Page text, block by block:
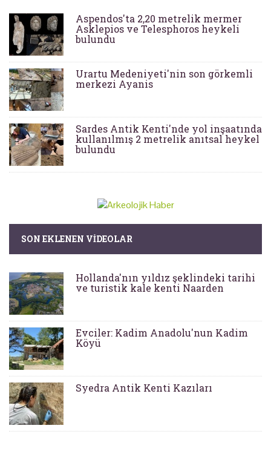
Aspendos'ta 2,20 metrelik mermer
Asklepios ve Telesphoros heykeli
bulundu
Urartu Medeniyeti'nin son görkemli
merkezi Ayanis
Sardes Antik Kenti'nde yol inşaatında
kullanılmış 2 metrelik anıtsal heykel
bulundu
SON EKLENEN VIDEOLAR
Hollanda'nın yıldız şeklindeki tarihi
ve turistik kale kenti Naarden
Evciler: Kadim Anadolu'nun Kadim
Köyü
Syedra Antik Kenti Kazıları